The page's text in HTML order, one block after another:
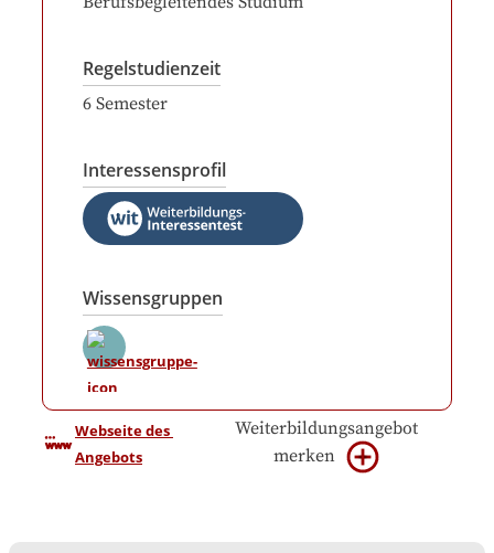
Regelstudienzeit
6 Semester
Interessensprofil
Wissensgruppen
Webseite des
Angebots
Weiterbildungsangebot
merken